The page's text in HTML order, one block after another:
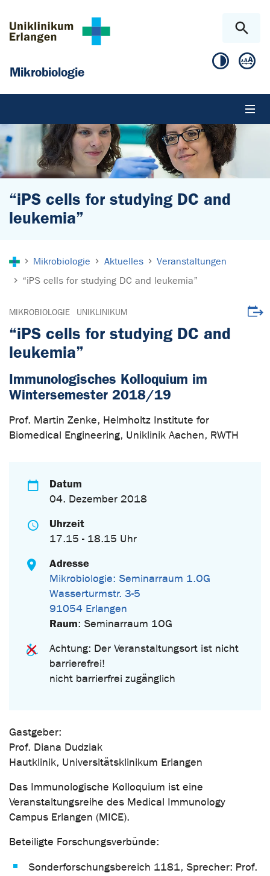
Mikrobiologie
“iPS cells for studying DC and
leukemia”
Mikrobiologie Aktuelles
Veranstaltungen
“iPS cells for studying DC and leukemia”
MIKROBIOLOGIE UNIKLINIKUM
“iPS cells for studying DC and
leukemia”
Immunologisches Kolloquium im
Wintersemester 2018/19
Prof. Martin Zenke, Helmholtz Institute for
Biomedical Engineering, Uniklinik Aachen, RWTH
Datum
04. Dezember 2018
Uhrzeit
17.15 - 18.15 Uhr
Adresse
Mikrobiologie: Seminarraum 1.OG
Wasserturmstr. 3-5
91054 Erlangen
Raum: Seminarraum 1OG
Achtung: Der Veranstaltungsort ist nicht
barrierefrei!
nicht barrierfrei zugänglich
Gastgeber:
Prof. Diana Dudziak
Hautklinik, Universitätsklinikum Erlangen
Das Immunologische Kolloquium ist eine
Veranstaltungsreihe des Medical Immunology
Campus Erlangen (MICE).
Beteiligte Forschungsverbünde:
Sonderforschungsbereich 1181, Sprecher: Prof.